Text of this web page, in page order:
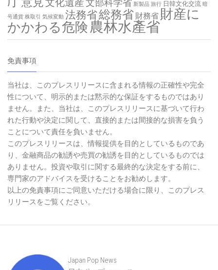
「THE W 2021」一番面白いと思ったのは？- みん
なの意見
CMF CMFWatchPro2 Nothing Web3 ゲーム サウジアラビア スマートウォッチ チャット
庁意見
法務省総務省財務省財産に
かかわる危険 農林水產省
免責事項
当社は、このプレスリリースに含まれる情報の正確性や完全
性について、明示的または黙示的な保証をするものではあり
ません。また、当社は、このプレスリリースに基づいて行わ
れた行動や決定に関して、直接的または間接的な損害を負う
ことについて責任を負いません。
このプレスリリースは、情報提供を目的としているものであ
ありません。投資や取引に関する最終的な決定をする前に、
リリースをご覧ください。